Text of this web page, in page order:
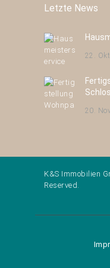
Letzte News
22.
20.
K&S Immobilien
Reserved.